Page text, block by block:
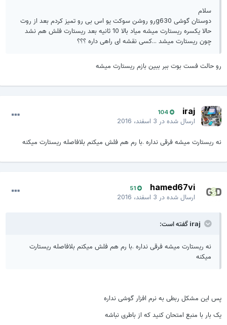
سلام
دوستان گوشی g630رو روشن سوکت یو اس بی رو تمیز کردم بعد از روت
حالا یکسره ریستارت میشه میاد بالا 10 ثانیه بعد ریستارت فلش هم نشد
چون ریستارت میشد ...کسی نقشه ای راهی داره ؟؟؟
رو حالت فست بوت ببر ببین بازم ریستارت میشه
iraj
104
ارسال شده در3 اسفند، 2016
نه ریستارت میشه فرقی نداره .با رم هم فلش میکنم بلافاصله ریستارت میکنه
hamed67vi
51
ارسال شده در3 اسفند، 2016
iraj گفته است:
نه ریستارت میشه فرقی نداره .با رم هم فلش میکنم بلافاصله ریستارت
میکنه
پس این مشکل ربطی به نرم افزار گوشی نداره
یک بار با منبع امتحان کنید که از باطری نباشه